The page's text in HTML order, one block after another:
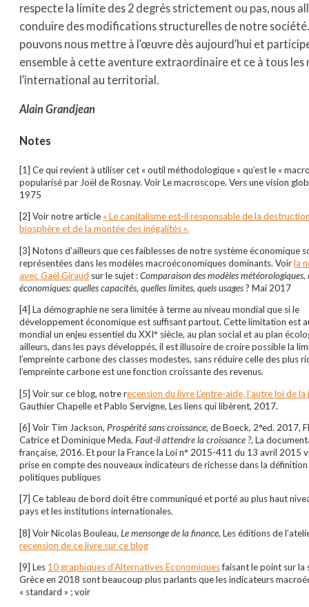
respecte la limite des 2 degrés strictement ou pas, nous
conduire des modifications structurelles de notre
pouvons nous mettre à l’œuvre dès aujourd’hui et
ensemble à cette aventure extraordinaire et ce à tous les
l’international au territorial.
Alain Grandjean
Notes
[1] Ce qui revient à utiliser cet « outil méthodologique » qu’est le «
popularisé par Joël de Rosnay. Voir Le macroscope. Vers une vision
1975
[2] Voir notre article « Le capitalisme est-il responsable de la
biosphère et de la montée des inégalités ».
[3] Notons d’ailleurs que ces faiblesses de notre système économique
représentées dans les modèles macroéconomiques dominants. Voirla
avec Gaël Giraud sur le sujet :Comparaison des modèles
économiques: quelles capacités, quelles limites, quels usages? Mai 2017
[4] La démographie ne sera limitée à terme au niveau mondial que si le
développement économique est suffisant partout. Cette limitation est
mondial un enjeu essentiel du XXI° siècle, au plan social et au plan
ailleurs, dans les pays développés, il est illusoire de croire possible la
l’empreinte carbone des classes modestes, sans réduire celle des plus
l’empreinte carbone est une fonction croissante des revenus.
[5] Voir sur ce blog, notre recension du livre L’entre-aide, l’autre loi de
Gauthier Chapelle et Pablo Servigne, Les liens qui libèrent, 2017.
[6] Voir Tim Jackson, Prospérité sans croissance, de Boeck, 2°ed. 2017,
Catrice et Dominique Meda, Faut-il attendre la croissance ?, La
française, 2016. Et pour la France la Loi n° 2015-411 du 13 avril 2015
prise en compte des nouveaux indicateurs de richesse dans la
politiques publiques
[7] Ce tableau de bord doit être communiqué et porté au plus haut
pays et les institutions internationales.
[8] Voir Nicolas Bouleau, Le mensonge de la finance, Les éditions de
recension de ce livre sur ce blog
[9] Les 10 graphiques d’Alternatives Economiquesfaisant le point sur la
Grèce en 2018 sont beaucoup plus parlants que les indicateurs
« standard » ; voir